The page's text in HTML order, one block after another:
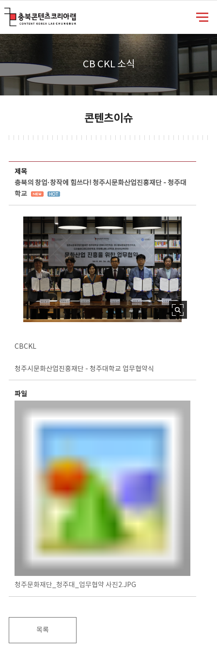
CB CKL 소식
콘텐츠이슈
제목
충북의 창업·창작에 힘쓰다! 청주시문화산업진흥재단 - 청주대
학교
CBCKL
청주시문화산업진흥재단 - 청주대학교 업무협약식
파일
청주문화재단_청주대_업무협약 사진2.JPG
목록